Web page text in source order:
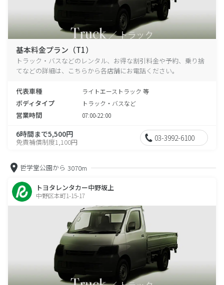
基本料金プラン（T1）
トラック・バスなどのレンタル、お得な割引料金や予約、乗り捨
てなどの詳細は、こちらから各店舗にお電話ください。
代表車種 ライトエーストラック 等
ボディタイプ トラック・バスなど
営業時間 07:00-22:00
6時間まで5,500円
免責補償制度1,100円 03-3992-6100
哲学堂公園から 3070m
トヨタレンタカー中野坂上
中野区本町1-15-17